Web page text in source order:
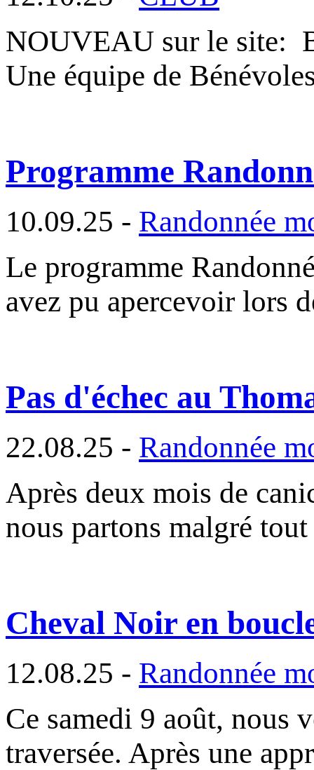
NOUVEAU sur le site:
Une équipe de
Programme
10.09.25 - Randonnée
Le programme
avez pu apercevoir lors
Pas d'échec au
22.08.25 - Randonnée
Après deux mois de
nous partons malgré
Cheval Noir en
12.08.25 - Randonnée
Ce samedi 9 août, nous
traversée. Après une